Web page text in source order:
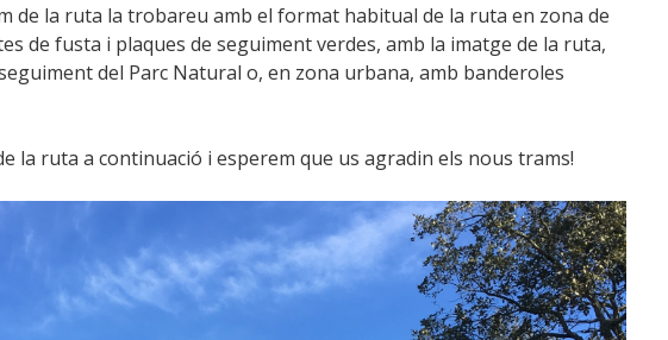
de la ruta la trobareu amb el format habitual de la ruta en zona de
de fusta i plaques de seguiment verdes, amb la imatge de la ruta,
del Parc Natural o, en zona urbana, amb banderoles
la ruta a continuació i esperem que us agradin els nous trams!